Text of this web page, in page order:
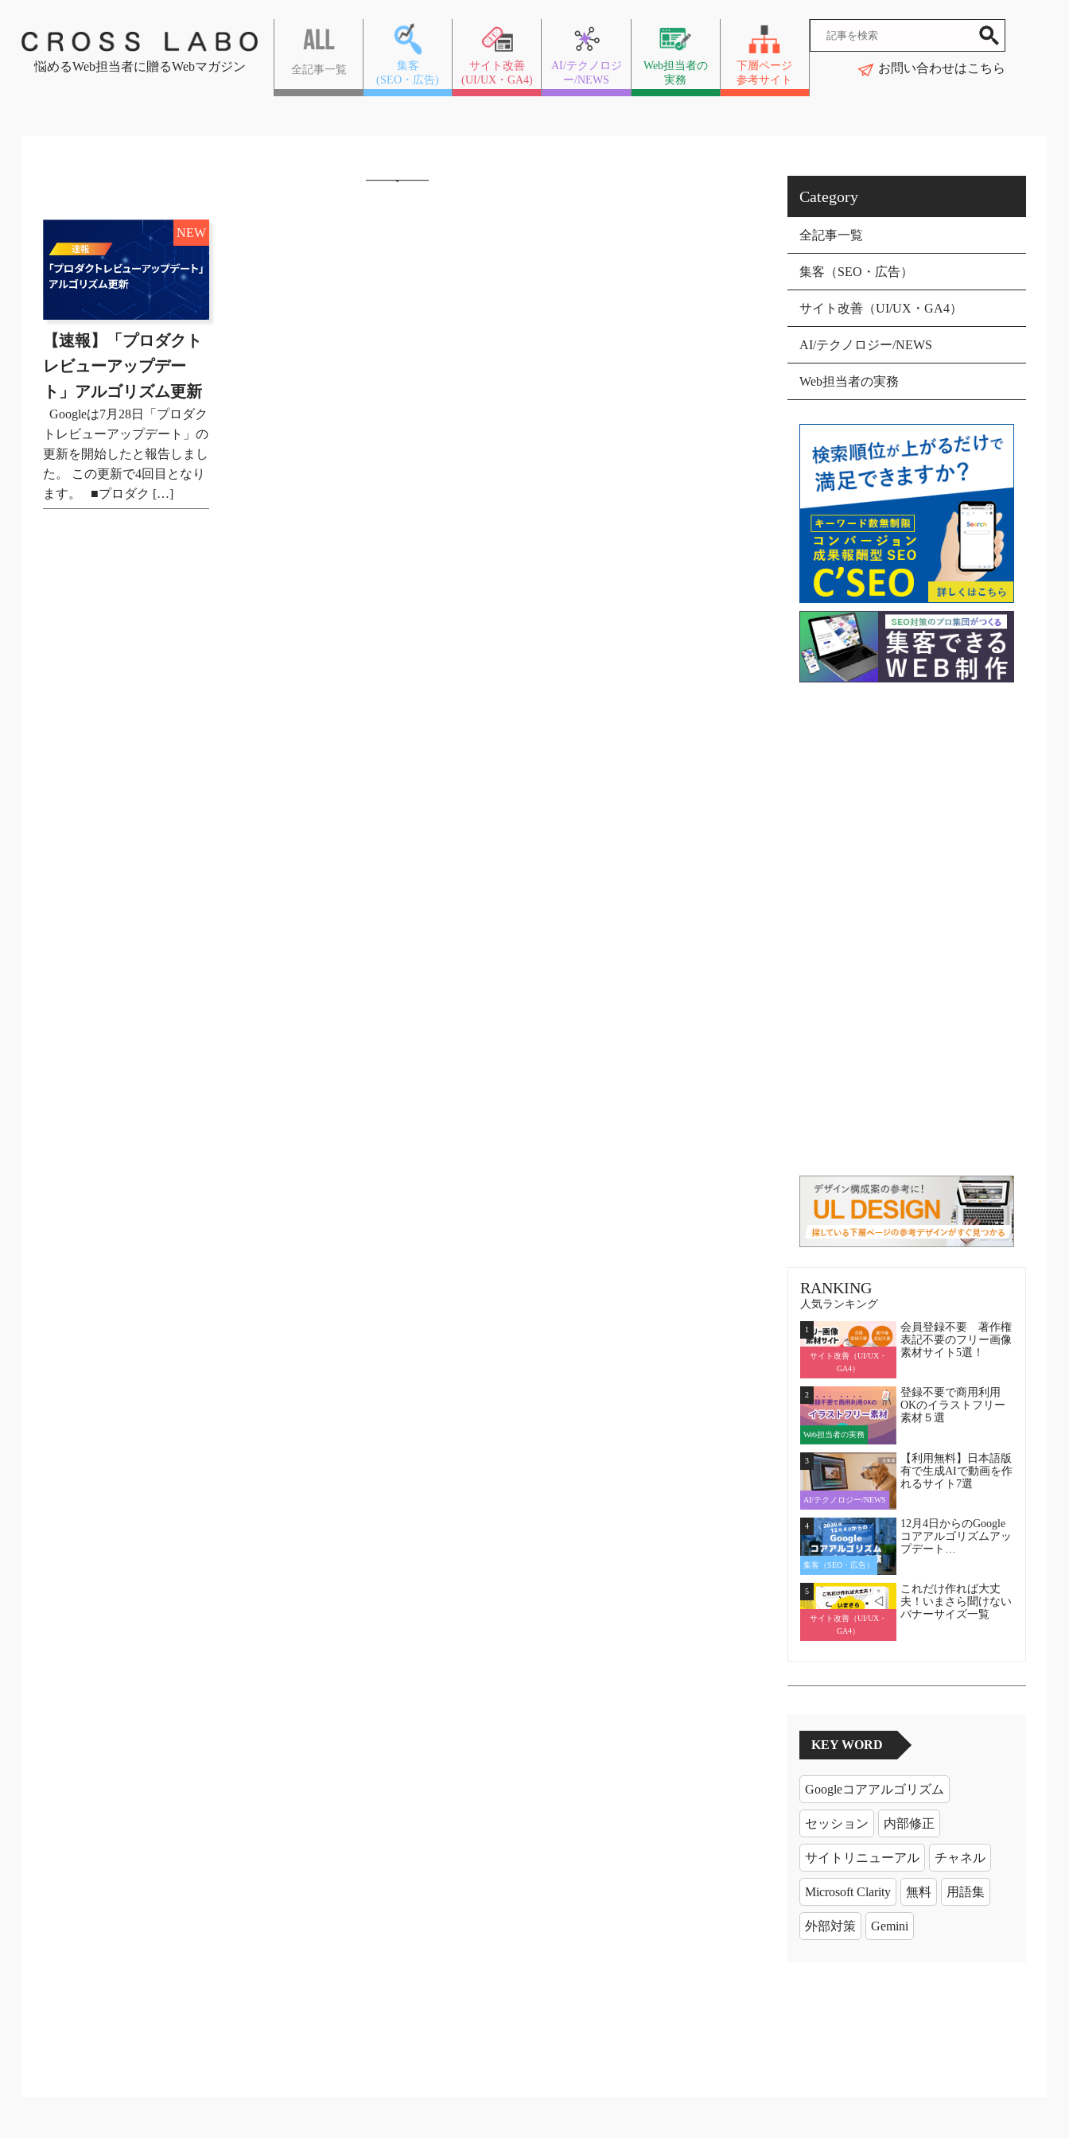
お問い合わせはこちら
悩めるWeb担当者に贈るWebマガジン 全記事一覧
集客
(SEO・広告)
サイト改善
(UI/UX・GA4)
AI/テクノロジ
ー/NEWS
Web担当者の
実務
下層ページ
参考サイト
NEW
【速報】「プロダクト
レビューアップデー
ト」アルゴリズム更新
Googleは7月28日「プロダク
トレビューアップデート」の
更新を開始したと報告しまし
た。 この更新で4回目となり
ます。 ■プロダク […]
Category
全記事一覧
集客（SEO・広告）
サイト改善（UI/UX・GA4）
AI/テクノロジー/NEWS
Web担当者の実務
RANKING
人気ランキング
1
サイト改善（UI/UX・
GA4）
会員登録不要 著作権
表記不要のフリー画像
素材サイト5選！
2
Web担当者の実務
登録不要で商用利用
OKのイラストフリー
素材５選
3
AI/テクノロジー/NEWS
【利用無料】日本語版
有で生成AIで動画を作
れるサイト7選
4
集客（SEO・広告）
12月4日からのGoogle
コアアルゴリズムアッ
プデート…
5
サイト改善（UI/UX・
GA4）
これだけ作れば大丈
夫！いまさら聞けない
バナーサイズ一覧
KEY WORD
Googleコアアルゴリズム
セッション 内部修正
サイトリニューアル チャネル
Microsoft Clarity 無料 用語集
外部対策 Gemini